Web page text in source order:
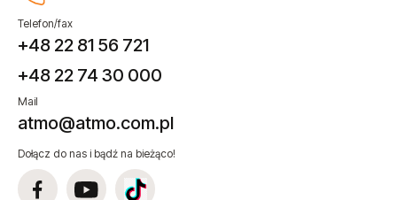
Telefon/fax
+48 22 81 56 721
+48 22 74 30 000
Mail
atmo@atmo.com.pl
Dołącz do nas i bądź na bieżąco!